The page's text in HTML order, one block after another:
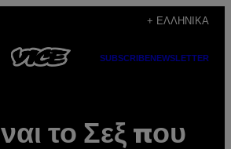
+ ΕΛΛΗΝΙΚΆ
SUBSCRIBENEWSLETTER
το Σεξ που